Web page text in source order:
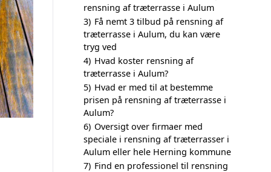
rensning af træterrasse i Aulum
3) Få nemt 3 tilbud på rensning af
træterrasse i Aulum, du kan være
tryg ved
4) Hvad koster rensning af
træterrasse i Aulum?
5) Hvad er med til at bestemme
prisen på rensning af træterrasse i
Aulum?
6) Oversigt over firmaer med
speciale i rensning af træterrasser i
Aulum eller hele Herning kommune
7) Find en professionel til rensning